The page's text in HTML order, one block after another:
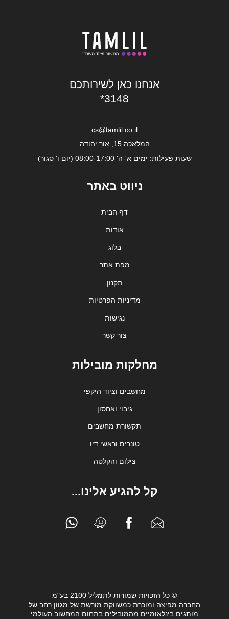
אנחנו כאן לשירותכם
*3148
cs@tamlil.co.il
המלאכה 15, אור יהודה
שעות פעילות: ימים א'-ה' 08:00-17:00 (יום ו' סגור)
ניווט באתר
דף הבית
אודות
בלוג
מפת אתר
תקנון
מדיניות הפרטיות
נגישות
צור קשר
מחלקות מובילות
מחשבים וציוד היקפי
גיבוי ואחסון
תקשורת מחשבים
טונרים וראשי דיו
צילום והקלטה
קל להגיע אלינו...
© כל הזכויות שמורות לתמליל 2100 בע"מ
החברה מפיצה ומוכרת כמשווקת מורשת של מגוון רחב של
מותגים בינלאומיים מהמובילים בתחום המחשוב העולמי